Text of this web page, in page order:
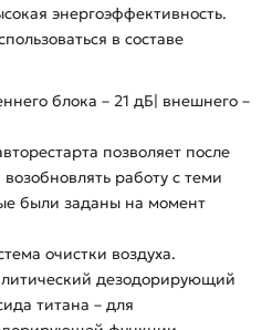
энергоэффективность.
в составе
блока – 21 дБ| внешнего –
позволяет после
работу с теми
были заданы на момент
очистки воздуха.
дезодорирующий
титана – для